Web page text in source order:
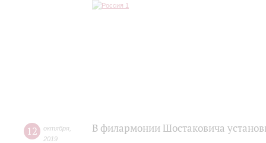
12 октября
2019
В филармонии Шостаковича